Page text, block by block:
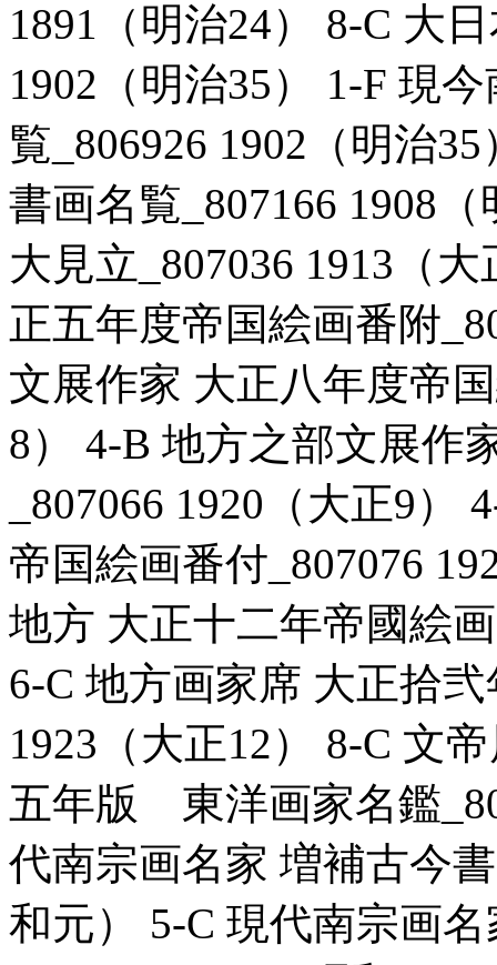
1891（明治24） 8-C 大
1902（明治35） 1-F 現
覧_806926 1902（明治
書画名覧_807166 1908
大見立_807036 1913（
正五年度帝国絵画番附
文展作家 大正八年度帝
8） 4-B 地方之部文展作
_807066 1920（大正9
帝国絵画番付_807076
地方 大正十二年帝國絵
6-C 地方画家席 大正拾
1923（大正12） 8-C 文
五年版 東洋画家名鑑
代南宗画名家 増補古今
和元） 5-C 現代南宗画